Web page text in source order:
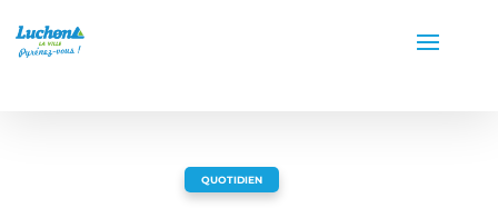
QUOTIDIEN